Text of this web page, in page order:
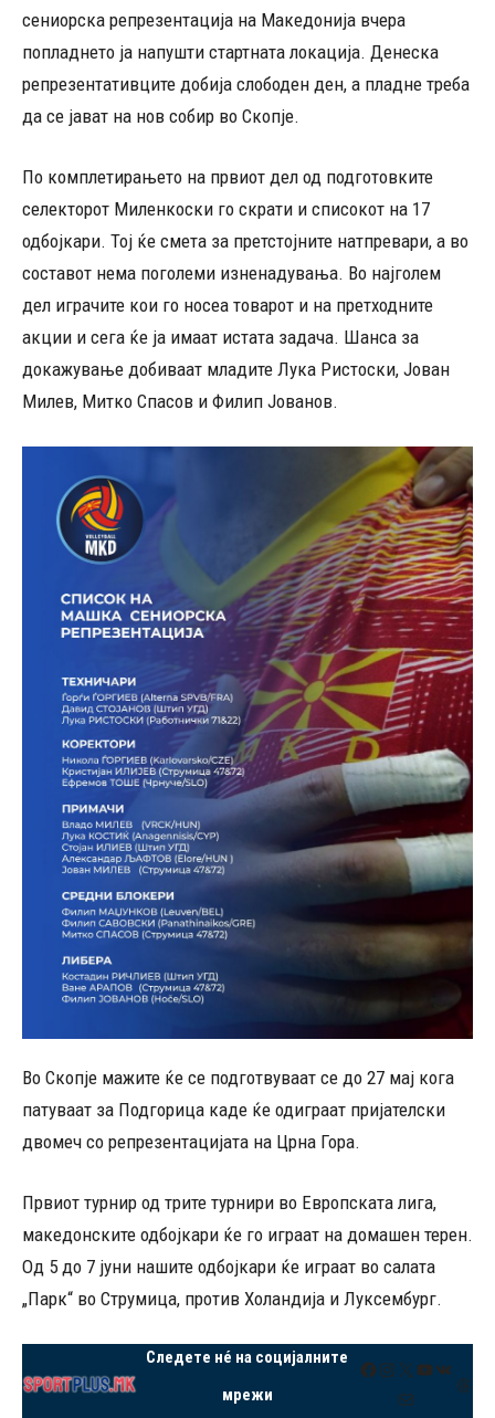
сениорска репрезентација на Македонија вчера
попладнето ја напушти стартната локација. Денеска
репрезентативците добија слободен ден, а пладне треба
да се јават на нов собир во Скопје.
По комплетирањето на првиот дел од подготовките
селекторот Миленкоски го скрати и списокот на 17
одбојкари. Тој ќе смета за претстојните натпревари, а во
составот нема поголеми изненадувања. Во најголем
дел играчите кои го носеа товарот и на претходните
акции и сега ќе ја имаат истата задача. Шанса за
докажување добиваат младите Лука Ристоски, Јован
Милев, Митко Спасов и Филип Јованов.
Во Скопје мажите ќе се подготвуваат се до 27 мај кога
патуваат за Подгорица каде ќе одиграат пријателски
двомеч со репрезентацијата на Црна Гора.
Првиот турнир од трите турнири во Европската лига,
македонските одбојкари ќе го играат на домашен терен.
Од 5 до 7 јуни нашите одбојкари ќе играат во салата
„Парк“ во Струмица, против Холандија и Луксембург.
Следете нé на социјалните
мрежи
Facebook
Instagram
X YouTube
VK
Mail